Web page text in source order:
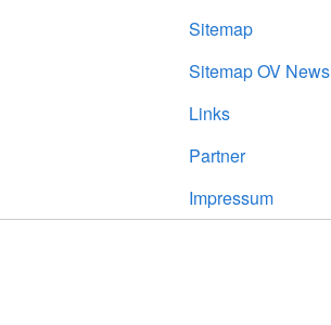
Sitemap
Sitemap OV News
Links
Partner
Impressum